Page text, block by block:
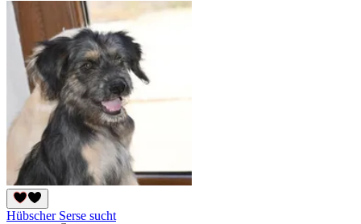
Hübscher Serse sucht